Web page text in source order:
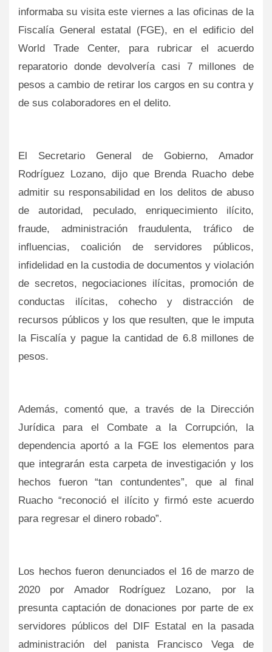
informaba su visita este viernes a las oficinas de la
Fiscalía General estatal (FGE), en el edificio del
World Trade Center, para rubricar el acuerdo
reparatorio donde devolvería casi 7 millones de
pesos a cambio de retirar los cargos en su contra y
de sus colaboradores en el delito.
El Secretario General de Gobierno, Amador
Rodríguez Lozano, dijo que Brenda Ruacho debe
admitir su responsabilidad en los delitos de abuso
de autoridad, peculado, enriquecimiento ilícito,
fraude, administración fraudulenta, tráfico de
influencias, coalición de servidores públicos,
infidelidad en la custodia de documentos y violación
de secretos, negociaciones ilícitas, promoción de
conductas ilícitas, cohecho y distracción de
recursos públicos y los que resulten, que le imputa
la Fiscalía y pague la cantidad de 6.8 millones de
pesos.
Además, comentó que, a través de la Dirección
Jurídica para el Combate a la Corrupción, la
dependencia aportó a la FGE los elementos para
que integrarán esta carpeta de investigación y los
hechos fueron “tan contundentes”, que al final
Ruacho “reconoció el ilícito y firmó este acuerdo
para regresar el dinero robado”.
Los hechos fueron denunciados el 16 de marzo de
2020 por Amador Rodríguez Lozano, por la
presunta captación de donaciones por parte de ex
servidores públicos del DIF Estatal en la pasada
administración del panista Francisco Vega de